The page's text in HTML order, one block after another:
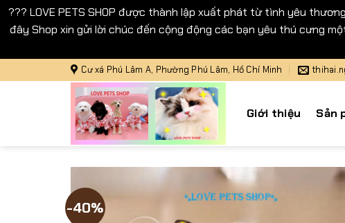
??? LOVE PETS SHOP được thành lập xuất phát từ tình yêu
đây Shop xin gửi lời chúc đến cộng động các bạn yêu thú cưng
qua
Cư xá Phú Lâm A, Phường Phú Lâm, Hồ Chí Minh
Giới thiệu Sản
-40%